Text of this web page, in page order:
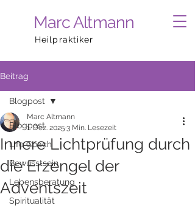
Marc Altmann
Heilpraktiker
Beitrag
Blogpost
Life Coach
Bewusstsein
Lebensberatung
Spiritualität
Blogpost
Innere Lichtprüfung durch
die Erzengel der
Adventszeit
Marc Altmann
1. Dez. 2025 3 Min. Lesezeit